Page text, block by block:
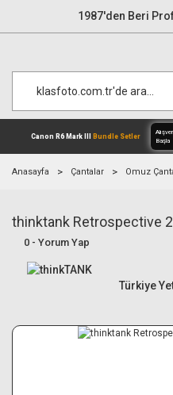
1987'den Beri
Canon R6 Mark III
Anasayfa Çantalar Omuz
thinktank Retrospective
0 - Yorum Yap
Türkiye